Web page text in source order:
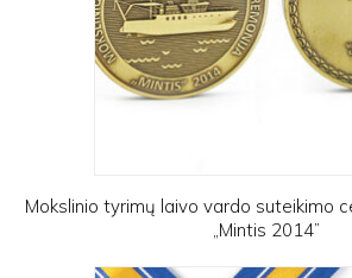
Mokslinio tyrimų laivo vardo suteikimo
„Mintis 2014”